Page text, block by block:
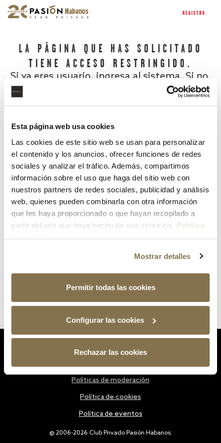
Esta página web usa cookies
Las cookies de este sitio web se usan para personalizar
el contenido y los anuncios, ofrecer funciones de redes
sociales y analizar el tráfico. Además, compartimos
información sobre el uso que haga del sitio web con
nuestros partners de redes sociales, publicidad y análisis
web, quienes pueden combinarla con otra información
que les haya proporcionado o que hayan recopilado a
partir del uso que haya hecho de sus servicios. Política
Mostrar detalles
Permitir todas las cookies
Configurar las cookies
Rechazar las cookies
REGISTRO
LA PÁGINA QUE HAS SOLICITADO
TIENE ACCESO RESTRINGIDO.
Si ya eres usuario, ingresa al sistema. Si no,
¿Has olvidado tu contraseña?
@ 2006-2026 Club Privado Pasión Habanos.
Políticas de moderación
Política de cookies
Política de eventos